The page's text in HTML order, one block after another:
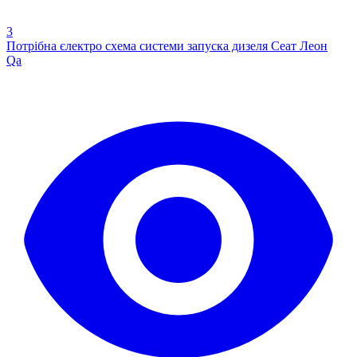
3
Потрібна єлектро схема системи запуска дизеля Сеат Леон
Qa